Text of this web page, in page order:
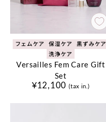
フェムケア 保湿ケア
黒ずみケア
洗浄ケア
Versailles Fem Care Gift
Set
¥12,100 (tax in.)